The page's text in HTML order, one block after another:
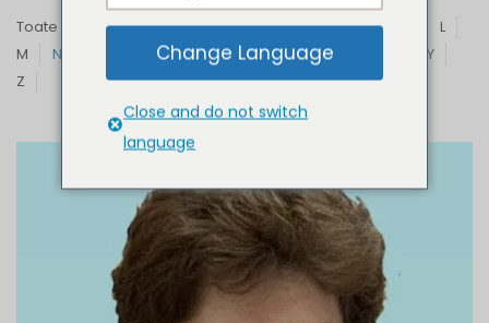
Toate B C D E F G H I J
L
M
N Q R S T U V
Y
Z
Change Language
Close and do not switch
language